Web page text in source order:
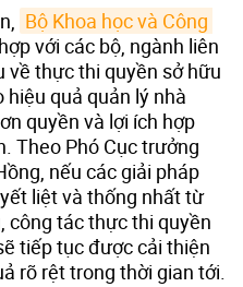
Bộ Khoa học và Công
với các bộ, ngành liên
về thực thi quyền sở hữu
quả quản lý nhà
quyền và lợi ích hợp
Theo Phó Cục trưởng
nếu các giải pháp
liệt và thống nhất từ
công tác thực thi quyền
tiếp tục được cải thiện
rõ rệt trong thời gian tới.